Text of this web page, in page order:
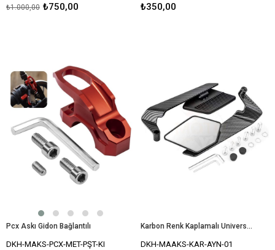
₺750,00
₺1.000,00 ₺350,00
Pcx Askı Gidon Bağlantılı
DKH-MAKS-PCX-MET-PŞT-KI
Karbon Renk Kaplamalı Universal Katlanır Kanat Motosiklet Ayna Seti
DKH-MAAKS-KAR-AYN-01